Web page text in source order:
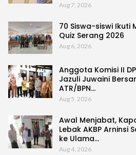
Aug 7, 2026
70 Siswa-siswi Ikuti
Quiz Serang 2026
Aug 6, 2026
Anggota Komisi II
Jazuli Juwaini
ATR/BPN…
Aug 5, 2026
Awal Menjabat,
Lebak AKBP Arninsi
ke Ulama…
Aug 4, 2026